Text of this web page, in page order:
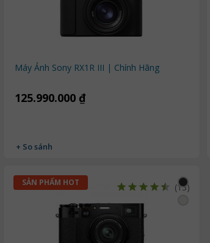
Máy Ảnh Sony RX1R III | Chính Hãng
125.990.000 ₫
+ So sánh
(13)
SẢN PHẨM HOT